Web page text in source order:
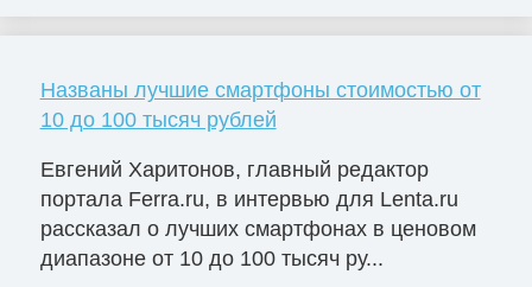
Названы лучшие смартфоны стоимостью от
10 до 100 тысяч рублей
Евгений Харитонов, главный редактор
портала Ferra.ru, в интервью для Lenta.ru
рассказал о лучших смартфонах в ценовом
диапазоне от 10 до 100 тысяч ру...